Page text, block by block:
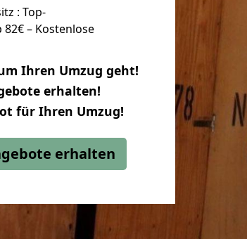
: Top-
– Kostenlose
Ihren Umzug geht!
erhalten!
für Ihren Umzug!
erhalten